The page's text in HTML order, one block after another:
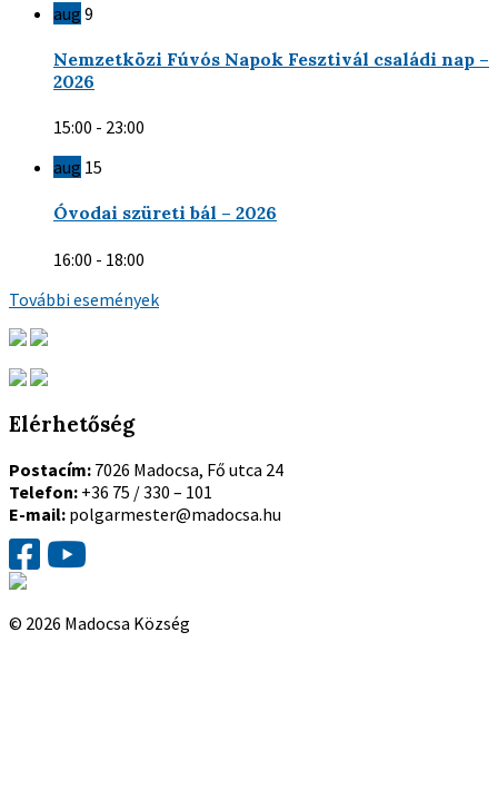
aug 9
Nemzetközi Fúvós Napok Fesztivál családi nap –
2026
15:00 - 23:00
aug 15
Óvodai szüreti bál – 2026
16:00 - 18:00
További események
Elérhetőség
Postacím: 7026 Madocsa, Fő utca 24
Telefon: +36 75 / 330 – 101
E-mail: polgarmester@madocsa.hu
© 2026 Madocsa Község